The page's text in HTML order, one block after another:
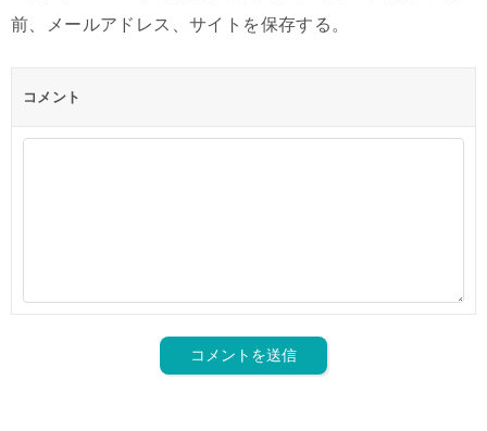
前、メールアドレス、サイトを保存する。
コメント